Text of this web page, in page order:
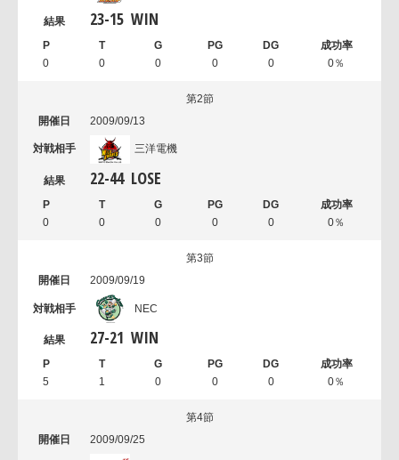
23-15 WIN
0 0 0 0 0 0％
第2節
2009/09/13
三洋電機
22-44 LOSE
0 0 0 0 0 0％
第3節
2009/09/19
NEC
27-21 WIN
5 1 0 0 0 0％
第4節
2009/09/25